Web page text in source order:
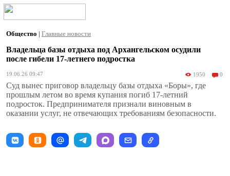
Общество | Главные новости
Владельца базы отдыха под Архангельском осудили
после гибели 17-летнего подростка
19.06.26 09:47 1950 0
Суд вынес приговор владельцу базы отдыха «Боры», где
прошлым летом во время купания погиб 17-летний
подросток. Предпринимателя признали виновным в
оказании услуг, не отвечающих требованиям безопасности.